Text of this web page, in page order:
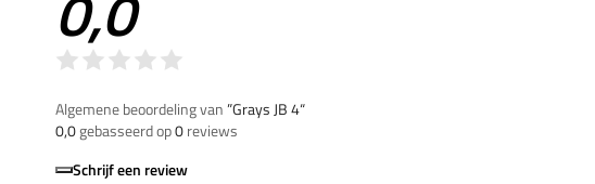
Algemene beoordeling van”Grays JB 4“
0,0gebasseerd op0reviews
Schrijf een review